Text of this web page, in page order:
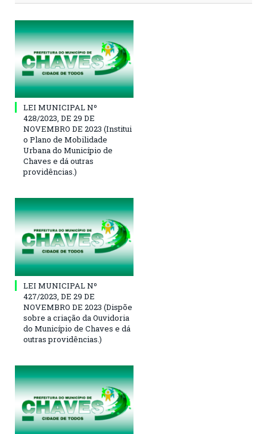
LEI MUNICIPAL Nº
428/2023, DE 29 DE
NOVEMBRO DE 2023 (Institui
o Plano de Mobilidade
Urbana do Município de
Chaves e dá outras
providências.)
LEI MUNICIPAL Nº
427/2023, DE 29 DE
NOVEMBRO DE 2023 (Dispõe
sobre a criação da Ouvidoria
do Município de Chaves e dá
outras providências.)